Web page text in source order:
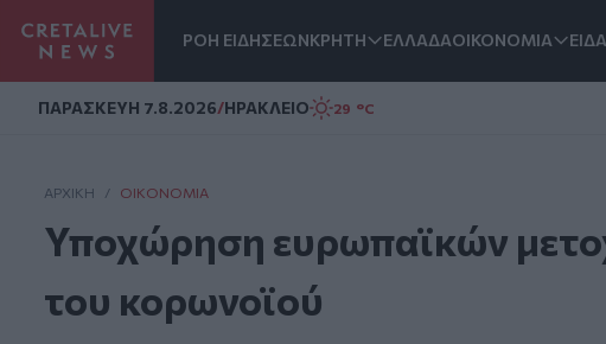
ΡΟΗ ΕΙΔΗΣΕΩΝΚΡΗΤΗ ΕΛΛΑΔΑΟΙΚΟΝΟΜΙΑ
ΠΑΡΑΣΚΕΥΗ 7.8.2026/ΗΡΑΚΛΕΙΟ 29 °C
ΑΡΧΙΚΗ / ΟΙΚΟΝΟΜΊΑ
Υποχώρηση ευρωπαϊκών
του κορωνοϊού